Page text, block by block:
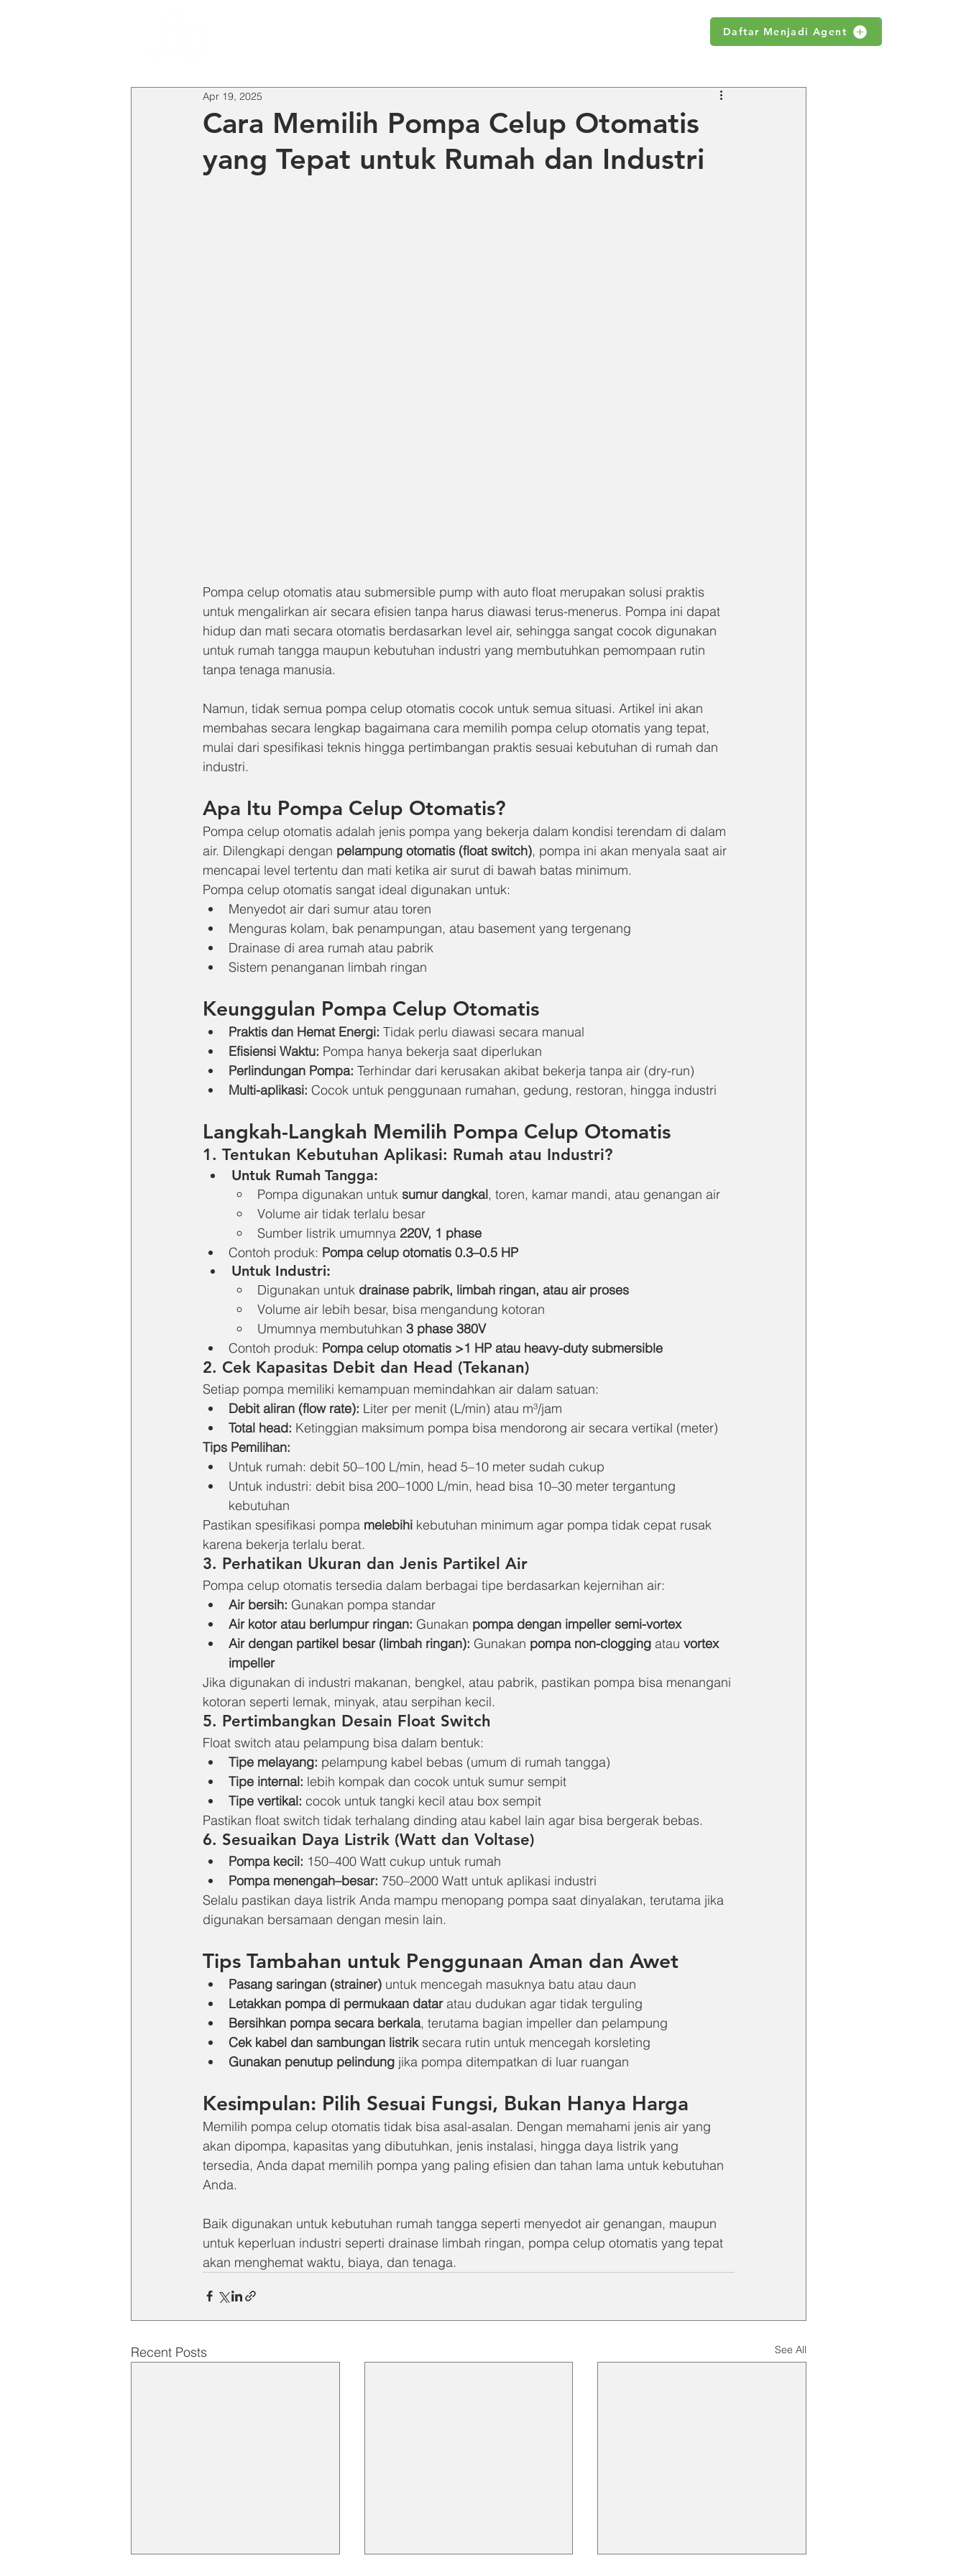
Daftar Menjadi Agent
Cara Memilih Pompa Celup Otomatis
yang Tepat untuk Rumah dan Industri
Apr 19, 2025
Pompa celup otomatis atau submersible pump with auto float merupakan solusi praktis
untuk mengalirkan air secara efisien tanpa harus diawasi terus-menerus. Pompa ini dapat
hidup dan mati secara otomatis berdasarkan level air, sehingga sangat cocok digunakan
untuk rumah tangga maupun kebutuhan industri yang membutuhkan pemompaan rutin
tanpa tenaga manusia.
Namun, tidak semua pompa celup otomatis cocok untuk semua situasi. Artikel ini akan
membahas secara lengkap bagaimana cara memilih pompa celup otomatis yang tepat,
mulai dari spesifikasi teknis hingga pertimbangan praktis sesuai kebutuhan di rumah dan
industri.
Apa Itu Pompa Celup Otomatis?
Pompa celup otomatis adalah jenis pompa yang bekerja dalam kondisi terendam di dalam
air. Dilengkapi dengan pelampung otomatis (float switch), pompa ini akan menyala saat air
mencapai level tertentu dan mati ketika air surut di bawah batas minimum.
Pompa celup otomatis sangat ideal digunakan untuk:
Menyedot air dari sumur atau toren
Menguras kolam, bak penampungan, atau basement yang tergenang
Drainase di area rumah atau pabrik
Sistem penanganan limbah ringan
Keunggulan Pompa Celup Otomatis
Praktis dan Hemat Energi: Tidak perlu diawasi secara manual
Efisiensi Waktu: Pompa hanya bekerja saat diperlukan
Perlindungan Pompa: Terhindar dari kerusakan akibat bekerja tanpa air (dry-run)
Multi-aplikasi: Cocok untuk penggunaan rumahan, gedung, restoran, hingga industri
Langkah-Langkah Memilih Pompa Celup Otomatis
1. Tentukan Kebutuhan Aplikasi: Rumah atau Industri?
Untuk Rumah Tangga:
Pompa digunakan untuk sumur dangkal, toren, kamar mandi, atau genangan air
Volume air tidak terlalu besar
Sumber listrik umumnya 220V, 1 phase
Contoh produk: Pompa celup otomatis 0.3–0.5 HP
Untuk Industri:
Digunakan untuk drainase pabrik, limbah ringan, atau air proses
Volume air lebih besar, bisa mengandung kotoran
Umumnya membutuhkan 3 phase 380V
Contoh produk: Pompa celup otomatis >1 HP atau heavy-duty submersible
2. Cek Kapasitas Debit dan Head (Tekanan)
Setiap pompa memiliki kemampuan memindahkan air dalam satuan:
Debit aliran (flow rate): Liter per menit (L/min) atau m³/jam
Total head: Ketinggian maksimum pompa bisa mendorong air secara vertikal (meter)
Tips Pemilihan:
Untuk rumah: debit 50–100 L/min, head 5–10 meter sudah cukup
Untuk industri: debit bisa 200–1000 L/min, head bisa 10–30 meter tergantung
kebutuhan
Pastikan spesifikasi pompa melebihi kebutuhan minimum agar pompa tidak cepat rusak
karena bekerja terlalu berat.
3. Perhatikan Ukuran dan Jenis Partikel Air
Pompa celup otomatis tersedia dalam berbagai tipe berdasarkan kejernihan air:
Air bersih: Gunakan pompa standar
Air kotor atau berlumpur ringan: Gunakan pompa dengan impeller semi-vortex
Air dengan partikel besar (limbah ringan): Gunakan pompa non-clogging atau vortex
impeller
Jika digunakan di industri makanan, bengkel, atau pabrik, pastikan pompa bisa menangani
kotoran seperti lemak, minyak, atau serpihan kecil.
5. Pertimbangkan Desain Float Switch
Float switch atau pelampung bisa dalam bentuk:
Tipe melayang: pelampung kabel bebas (umum di rumah tangga)
Tipe internal: lebih kompak dan cocok untuk sumur sempit
Tipe vertikal: cocok untuk tangki kecil atau box sempit
Pastikan float switch tidak terhalang dinding atau kabel lain agar bisa bergerak bebas.
6. Sesuaikan Daya Listrik (Watt dan Voltase)
Pompa kecil: 150–400 Watt cukup untuk rumah
Pompa menengah–besar: 750–2000 Watt untuk aplikasi industri
Selalu pastikan daya listrik Anda mampu menopang pompa saat dinyalakan, terutama jika
digunakan bersamaan dengan mesin lain.
Tips Tambahan untuk Penggunaan Aman dan Awet
Pasang saringan (strainer) untuk mencegah masuknya batu atau daun
Letakkan pompa di permukaan datar atau dudukan agar tidak terguling
Bersihkan pompa secara berkala, terutama bagian impeller dan pelampung
Cek kabel dan sambungan listrik secara rutin untuk mencegah korsleting
Gunakan penutup pelindung jika pompa ditempatkan di luar ruangan
Kesimpulan: Pilih Sesuai Fungsi, Bukan Hanya Harga
Memilih pompa celup otomatis tidak bisa asal-asalan. Dengan memahami jenis air yang
akan dipompa, kapasitas yang dibutuhkan, jenis instalasi, hingga daya listrik yang
tersedia, Anda dapat memilih pompa yang paling efisien dan tahan lama untuk kebutuhan
Anda.
Baik digunakan untuk kebutuhan rumah tangga seperti menyedot air genangan, maupun
untuk keperluan industri seperti drainase limbah ringan, pompa celup otomatis yang tepat
akan menghemat waktu, biaya, dan tenaga.
Recent Posts See All